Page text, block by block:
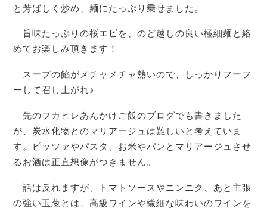
と芳ばしく炒め、麺にたっぷり乗せました。
旨味たっぷりの桜エビを、のど越しの良い極細麺と絡
めてお楽しみ頂きます！
スープの餡がメチャメチャ熱いので、しっかりフーフ
ーして召し上がれ♪
先のフカヒレあんかけご飯のブログでも書きました
が、炭水化物とのマリアージュは難しいと考えていま
す。ピッツァやパスタ、お米やパンとマリアージュさせ
るお酒は正直想像がつきません。
話は反れますが、トマトソースやニンニク、あと主張
の強い玉葱とは、高級ワインや繊細な味わいのワインを